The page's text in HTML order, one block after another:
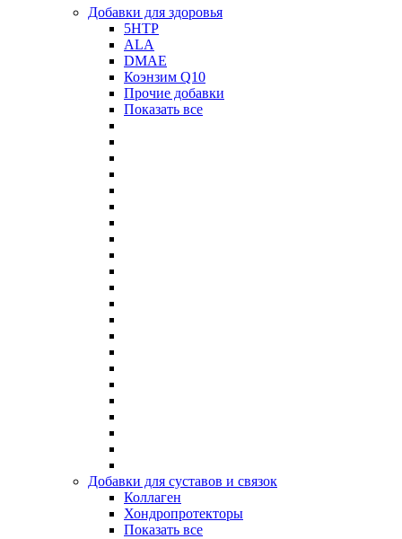
Добавки для здоровья
5HTP
ALA
DMAE
Коэнзим Q10
Прочие добавки
Показать все
Добавки для суставов и связок
Коллаген
Хондропротекторы
Показать все